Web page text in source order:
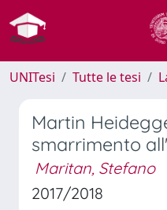
UNITesi Tutte le tesi
Martin
smarrimento
Maritan, Stefano
2017/2018